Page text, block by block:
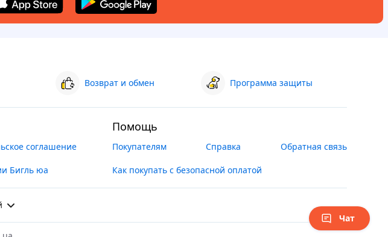
Возврат и обмен Программа защиты
соглашение
Бигль юа
Помощь
Покупателям Справка Обратная связь
Как покупать с безопасной оплатой
Чат